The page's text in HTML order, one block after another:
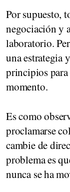
Por supuesto,
negociación y
laboratorio.
una estrategia
principios para
momento.
Es como
proclamarse
cambie de
problema es
nunca se ha